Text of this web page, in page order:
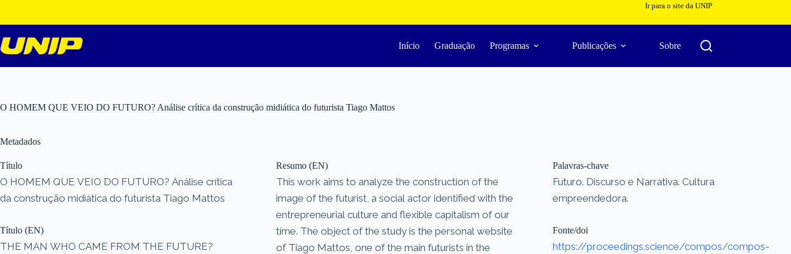
o
conteúdo
Ir para o site da UNIP
Início Graduação Programas Publicações Sobre
O HOMEM QUE VEIO DO FUTURO? Análise crítica da construção midiática do futurista Tiago Mattos
Metadados
Título
O HOMEM QUE VEIO DO FUTURO? Análise crítica
da construção midiática do futurista Tiago Mattos
Título (EN)
THE MAN WHO CAME FROM THE FUTURE?
Resumo (EN)
This work aims to analyze the construction of the
image of the futurist, a social actor identified with the
entrepreneurial culture and flexible capitalism of our
time. The object of the study is the personal website
of Tiago Mattos, one of the main futurists in the
Palavras-chave
Futuro. Discurso e Narrativa. Cultura
empreendedora.
Fonte/doi
https://proceedings.science/compos/compos-